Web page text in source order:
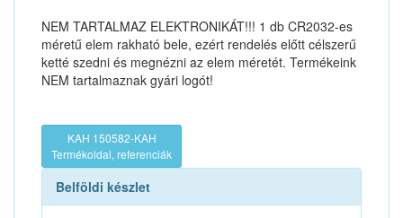
NEM TARTALMAZ ELEKTRONIKÁT!!! 1 db CR2032-es
méretű elem rakható bele, ezért rendelés előtt célszerű
ketté szedni és megnézni az elem méretét. Termékeink
NEM tartalmaznak gyári logót!
KAH 150582-KAH
Termékoldal, referenciák
Belföldi készlet